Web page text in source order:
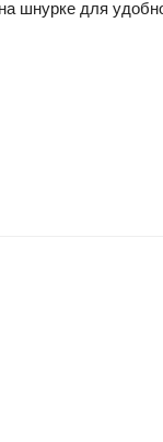
шнурке для